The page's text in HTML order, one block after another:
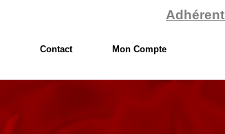
Adhérent
Contact Mon Compte